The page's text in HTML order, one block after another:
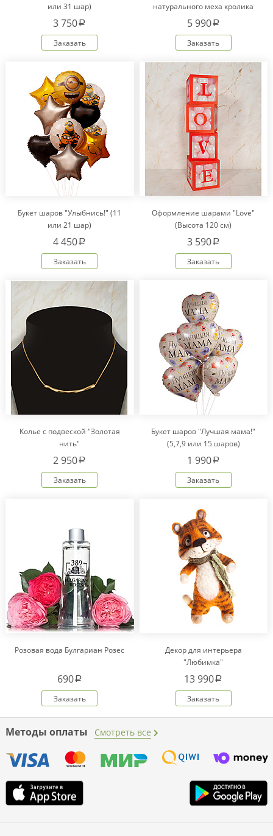
или 31 шар)
3 750a
Заказать
натурального меха кролика
Рекс "Сердце" IM20601
5 990a
Заказать
Букет шаров "Улыбнись!" (11
или 21 шар)
4 450a
Заказать
Оформление шарами "Love"
(Высота 120 см)
3 590a
Заказать
Колье с подвеской "Золотая
нить"
2 950a
Заказать
Букет шаров "Лучшая мама!"
(5,7,9 или 15 шаров)
1 990a
Заказать
Розовая вода Булгариан Розес
690a
Заказать
Декор для интерьера
"Любимка"
13 990a
Заказать
Методы оплаты Смотреть все